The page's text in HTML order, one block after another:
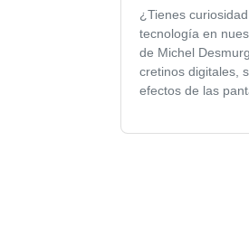
¿Tienes
tecnología en
de Michel
cretinos digitales,
efectos de las